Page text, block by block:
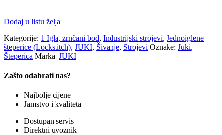
Dodaj u listu želja
Kategorije: 1 Igla, zrnčani bod, Industrijski strojevi, Jednoiglene
šteperice (Lockstitch), JUKI, Šivanje, Strojevi Oznake: Juki,
Šteperica Marka: JUKI
Zašto odabrati nas?
Najbolje cijene
Jamstvo i kvaliteta
Dostupan servis
Direktni uvoznik